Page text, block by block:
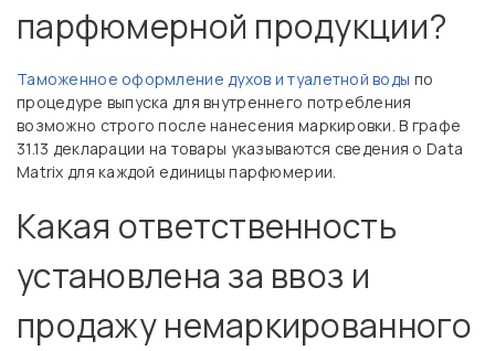
парфюмерной продукции?
Таможенное оформление духов и туалетной воды по
процедуре выпуска для внутреннего потребления
возможно строго после нанесения маркировки. В графе
31.13 декларации на товары указываются сведения о Data
Matrix для каждой единицы парфюмерии.
Какая ответственность
установлена за ввоз и
продажу немаркированного